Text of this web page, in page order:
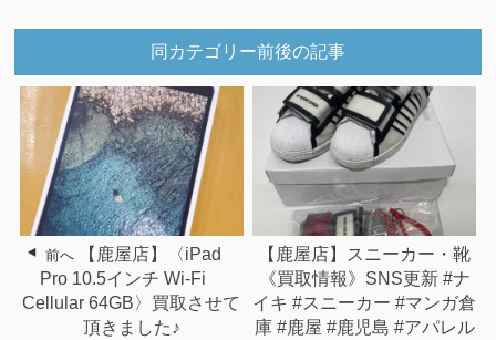
同カテゴリー前後の記事
前へ
【鹿屋店】〈iPad
Pro 10.5インチ Wi-Fi
Cellular 64GB〉買取させて
頂きました♪
【鹿屋店】スニーカー・靴
《買取情報》SNS更新 #ナ
イキ #スニーカー #マンガ倉
庫 #鹿屋 #鹿児島 #アパレル